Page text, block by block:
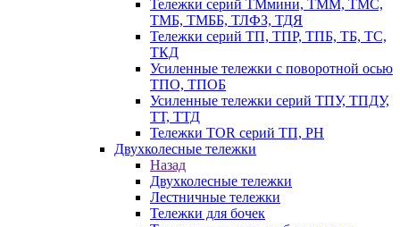
Тележки серий ТМмини, ТММ, ТМС,
ТМБ, ТМББ, ТЛФЗ, ТДЯ
Тележки серий ТП, ТПР, ТПБ, ТБ, ТС,
ТКД
Усиленные тележки с поворотной осью
ТПО, ТПОБ
Усиленные тележки серий ТПУ, ТПДУ,
ТТ, ТТД
Тележки TOR серий ТП, PH
Двухколесные тележки
Назад
Двухколесные тележки
Лестничные тележки
Тележки для бочек